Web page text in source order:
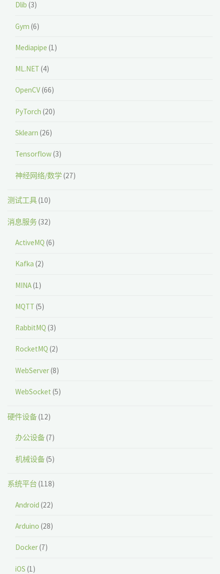
Dlib (3)
Gym (6)
Mediapipe (1)
ML.NET (4)
OpenCV(66)
PyTorch (20)
Sklearn (26)
Tensorflow(3)
神经网络/数学(27)
测试工具(10)
消息服务(32)
ActiveMQ (6)
Kafka (2)
MINA(1)
MQTT (5)
RabbitMQ (3)
RocketMQ (2)
WebServer(8)
WebSocket (5)
硬件设备(12)
办公设备(7)
机械设备(5)
系统平台 (118)
Android (22)
Arduino (28)
Docker(7)
iOS (1)